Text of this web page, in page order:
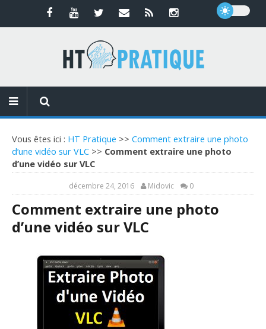
Vous êtes ici : HT Pratique >> Comment extraire une photo
d’une vidéo sur VLC >> Comment extraire une photo
d’une vidéo sur VLC
décembre 24, 2016 Midovic 0
Comment extraire une photo
d’une vidéo sur VLC